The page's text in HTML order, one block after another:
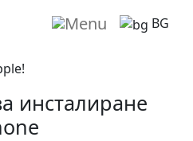
BG
инсталиране